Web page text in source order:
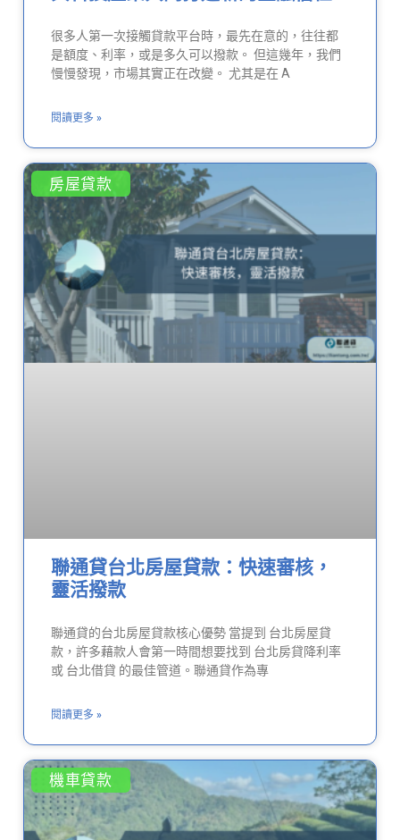
很多人第一次接觸貸款平台時，最先在意的，往往都
是額度、利率，或是多久可以撥款。 但這幾年，我們
慢慢發現，市場其實正在改變。 尤其是在 A
閱讀更多 »
房屋貸款
聯通貸台北房屋貸款：快速審核，
靈活撥款
聯通貸的台北房屋貸款核心優勢 當提到 台北房屋貸
款，許多藉款人會第一時間想要找到 台北房貸降利率
或 台北借貸 的最佳管道。聯通貸作為專
閱讀更多 »
機車貸款